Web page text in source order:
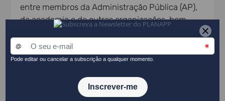
entre membros da Administração Pública (AP),
da academia e de outras organizações, bem
professor catedrático da
comentou os resultados emergentes dos
para aprofundar a reflexão sobre a
monitorização de políticas públicas. João